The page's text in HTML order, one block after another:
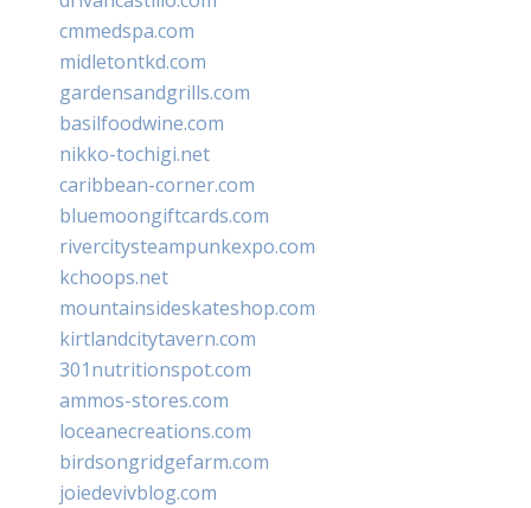
cmmedspa.com
midletontkd.com
gardensandgrills.com
basilfoodwine.com
nikko-tochigi.net
caribbean-corner.com
bluemoongiftcards.com
rivercitysteampunkexpo.com
kchoops.net
mountainsideskateshop.com
kirtlandcitytavern.com
301nutritionspot.com
ammos-stores.com
loceanecreations.com
birdsongridgefarm.com
joiedevivblog.com